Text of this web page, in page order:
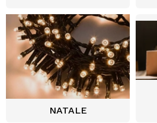
NATALE